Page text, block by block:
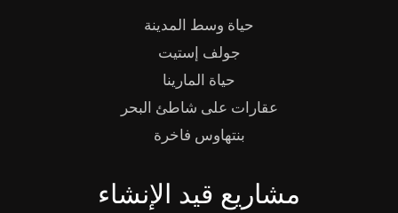
حياة وسط المدينة
جولف إستيت
حياة المارينا
عقارات على شاطئ البحر
بنتهاوس فاخرة
مشاريع قيد الإنشاء